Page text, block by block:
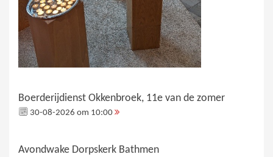
Boerderijdienst Okkenbroek, 11e van de zomer
30-08-2026 om 10:00
Avondwake Dorpskerk Bathmen